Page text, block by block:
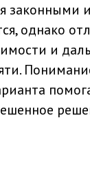
законными
однако
и